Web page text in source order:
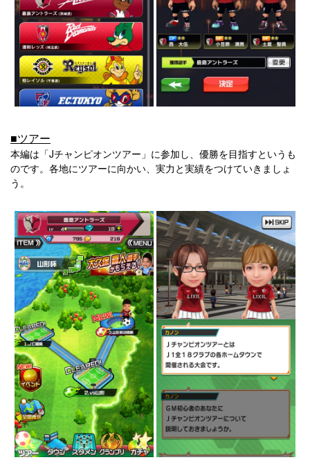
■ツアー
本編は「Jチャンピオンツアー」に参加し、優勝を目指すというも
のです。各地にツアーに向かい、実力と実績をつけていきましょ
う。